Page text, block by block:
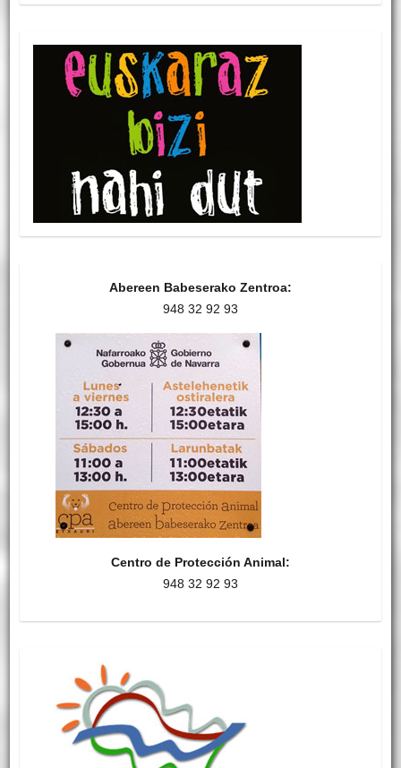
Abereen Babeserako Zentroa:
948 32 92 93
Centro de Protección Animal:
948 32 92 93